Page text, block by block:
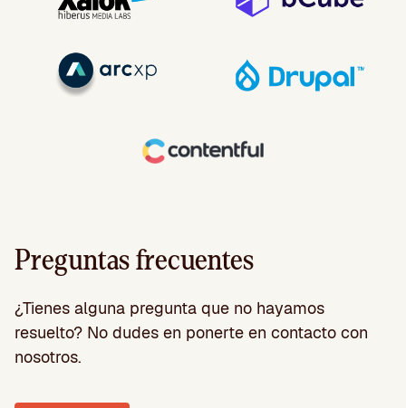
Preguntas frecuentes
¿Tienes alguna pregunta que no hayamos
resuelto? No dudes en ponerte en contacto con
nosotros.